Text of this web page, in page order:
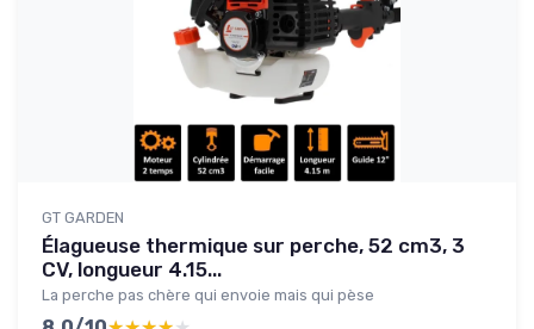
GT GARDEN
Élagueuse thermique sur perche, 52 cm3, 3
CV, longueur 4.15...
La perche pas chère qui envoie mais qui pèse